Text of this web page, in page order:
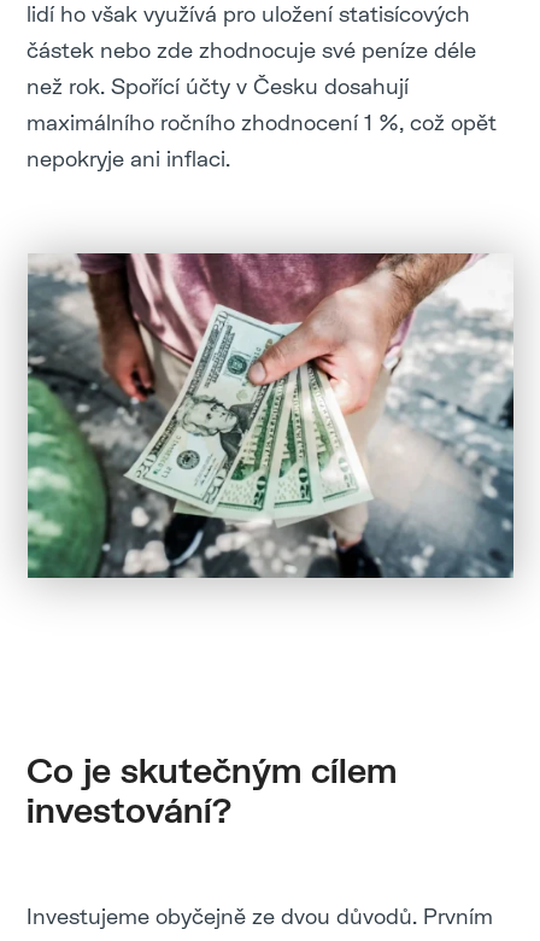
lidí ho však využívá pro uložení statisícových
částek nebo zde zhodnocuje své peníze déle
než rok. Spořící účty v Česku dosahují
maximálního ročního zhodnocení 1 %, což opět
nepokryje ani inflaci.
Co je skutečným cílem
investování?
Investujeme obyčejně ze dvou důvodů. Prvním